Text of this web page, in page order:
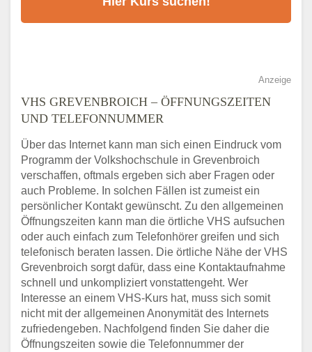
Anzeige
VHS GREVENBROICH – ÖFFNUNGSZEITEN
UND TELEFONNUMMER
Über das Internet kann man sich einen Eindruck vom
Programm der Volkshochschule in Grevenbroich
verschaffen, oftmals ergeben sich aber Fragen oder
auch Probleme. In solchen Fällen ist zumeist ein
persönlicher Kontakt gewünscht. Zu den allgemeinen
Öffnungszeiten kann man die örtliche VHS aufsuchen
oder auch einfach zum Telefonhörer greifen und sich
telefonisch beraten lassen. Die örtliche Nähe der VHS
Grevenbroich sorgt dafür, dass eine Kontaktaufnahme
schnell und unkompliziert vonstattengeht. Wer
Interesse an einem VHS-Kurs hat, muss sich somit
nicht mit der allgemeinen Anonymität des Internets
zufriedengeben. Nachfolgend finden Sie daher die
Öffnungszeiten sowie die Telefonnummer der